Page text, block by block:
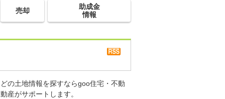
売却
助成金
情報
の土地情報を探すならgoo住宅・不動
産がサポートします。